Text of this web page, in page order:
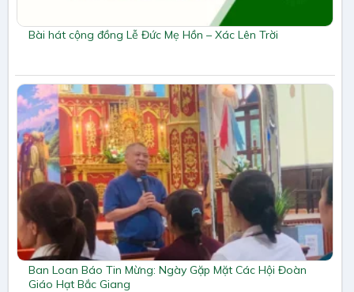
Bài hát cộng đồng Lễ Đức Mẹ Hồn – Xác Lên Trời
Ban Loan Báo Tin Mừng: Ngày Gặp Mặt Các Hội Đoàn
Giáo Hạt Bắc Giang